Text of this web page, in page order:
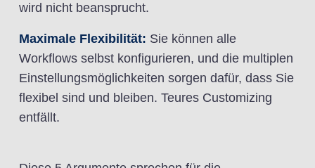
wird nicht beansprucht.
Maximale Flexibilität: Sie können alle
Workflows selbst konfigurieren, und die multiplen
Einstellungsmöglichkeiten sorgen dafür, dass Sie
flexibel sind und bleiben. Teures Customizing
entfällt.